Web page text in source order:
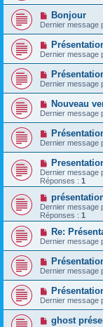
Bonjour
Dernier message
Dernier message
Dernier message
Nouveau
Dernier message
Dernier message
Dernier message
Réponses : 1
Dernier message
Réponses : 1
Re:
Dernier message
Dernier message
Dernier message
ghost